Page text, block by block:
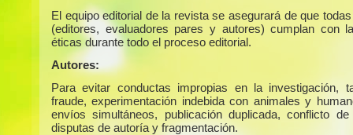
El equipo editorial de la revista se asegurará de que
(editores, evaluadores pares y autores) cumplan con
éticas durante todo el proceso editorial.
Autores:
Para evitar conductas impropias en la investigación,
fraude, experimentación indebida con animales y
envíos simultáneos, publicación duplicada, conflicto de
disputas de autoría y fragmentación.